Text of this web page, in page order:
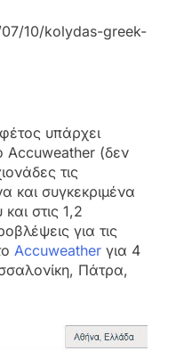
10/kolydas-greek-
υπάρχει
Accuweather (δεν
τις
και συγκεκριμένα
στις 1,2
για τις
Accuweather για 4
Πάτρα,